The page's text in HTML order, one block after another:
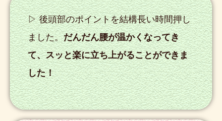
▷ 後頭部のポイントを結構長い時間押し
ました。だんだん腰が温かくなってき
て、スッと楽に立ち上がることができま
した！